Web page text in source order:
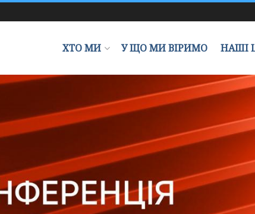
ХТО МИ У ЩО МИ ВІРИМО НАШІ